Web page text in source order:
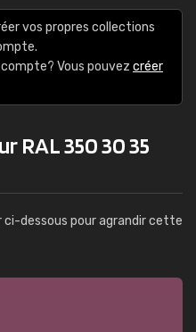
vos propres collections
Vous pouvez créer
RAL 350 30 35
ci-dessous pour agrandir cette